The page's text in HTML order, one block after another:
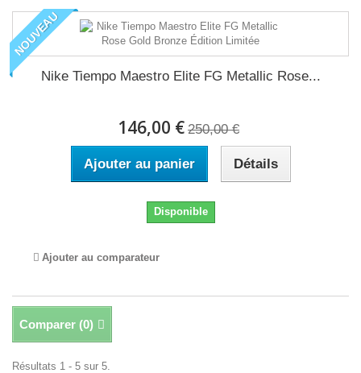
NOUVEAU
Nike Tiempo Maestro Elite FG Metallic Rose...
146,00 € 250,00 €
Ajouter au panier Détails
Disponible
Ajouter au comparateur
Comparer (0)
Résultats 1 - 5 sur 5.